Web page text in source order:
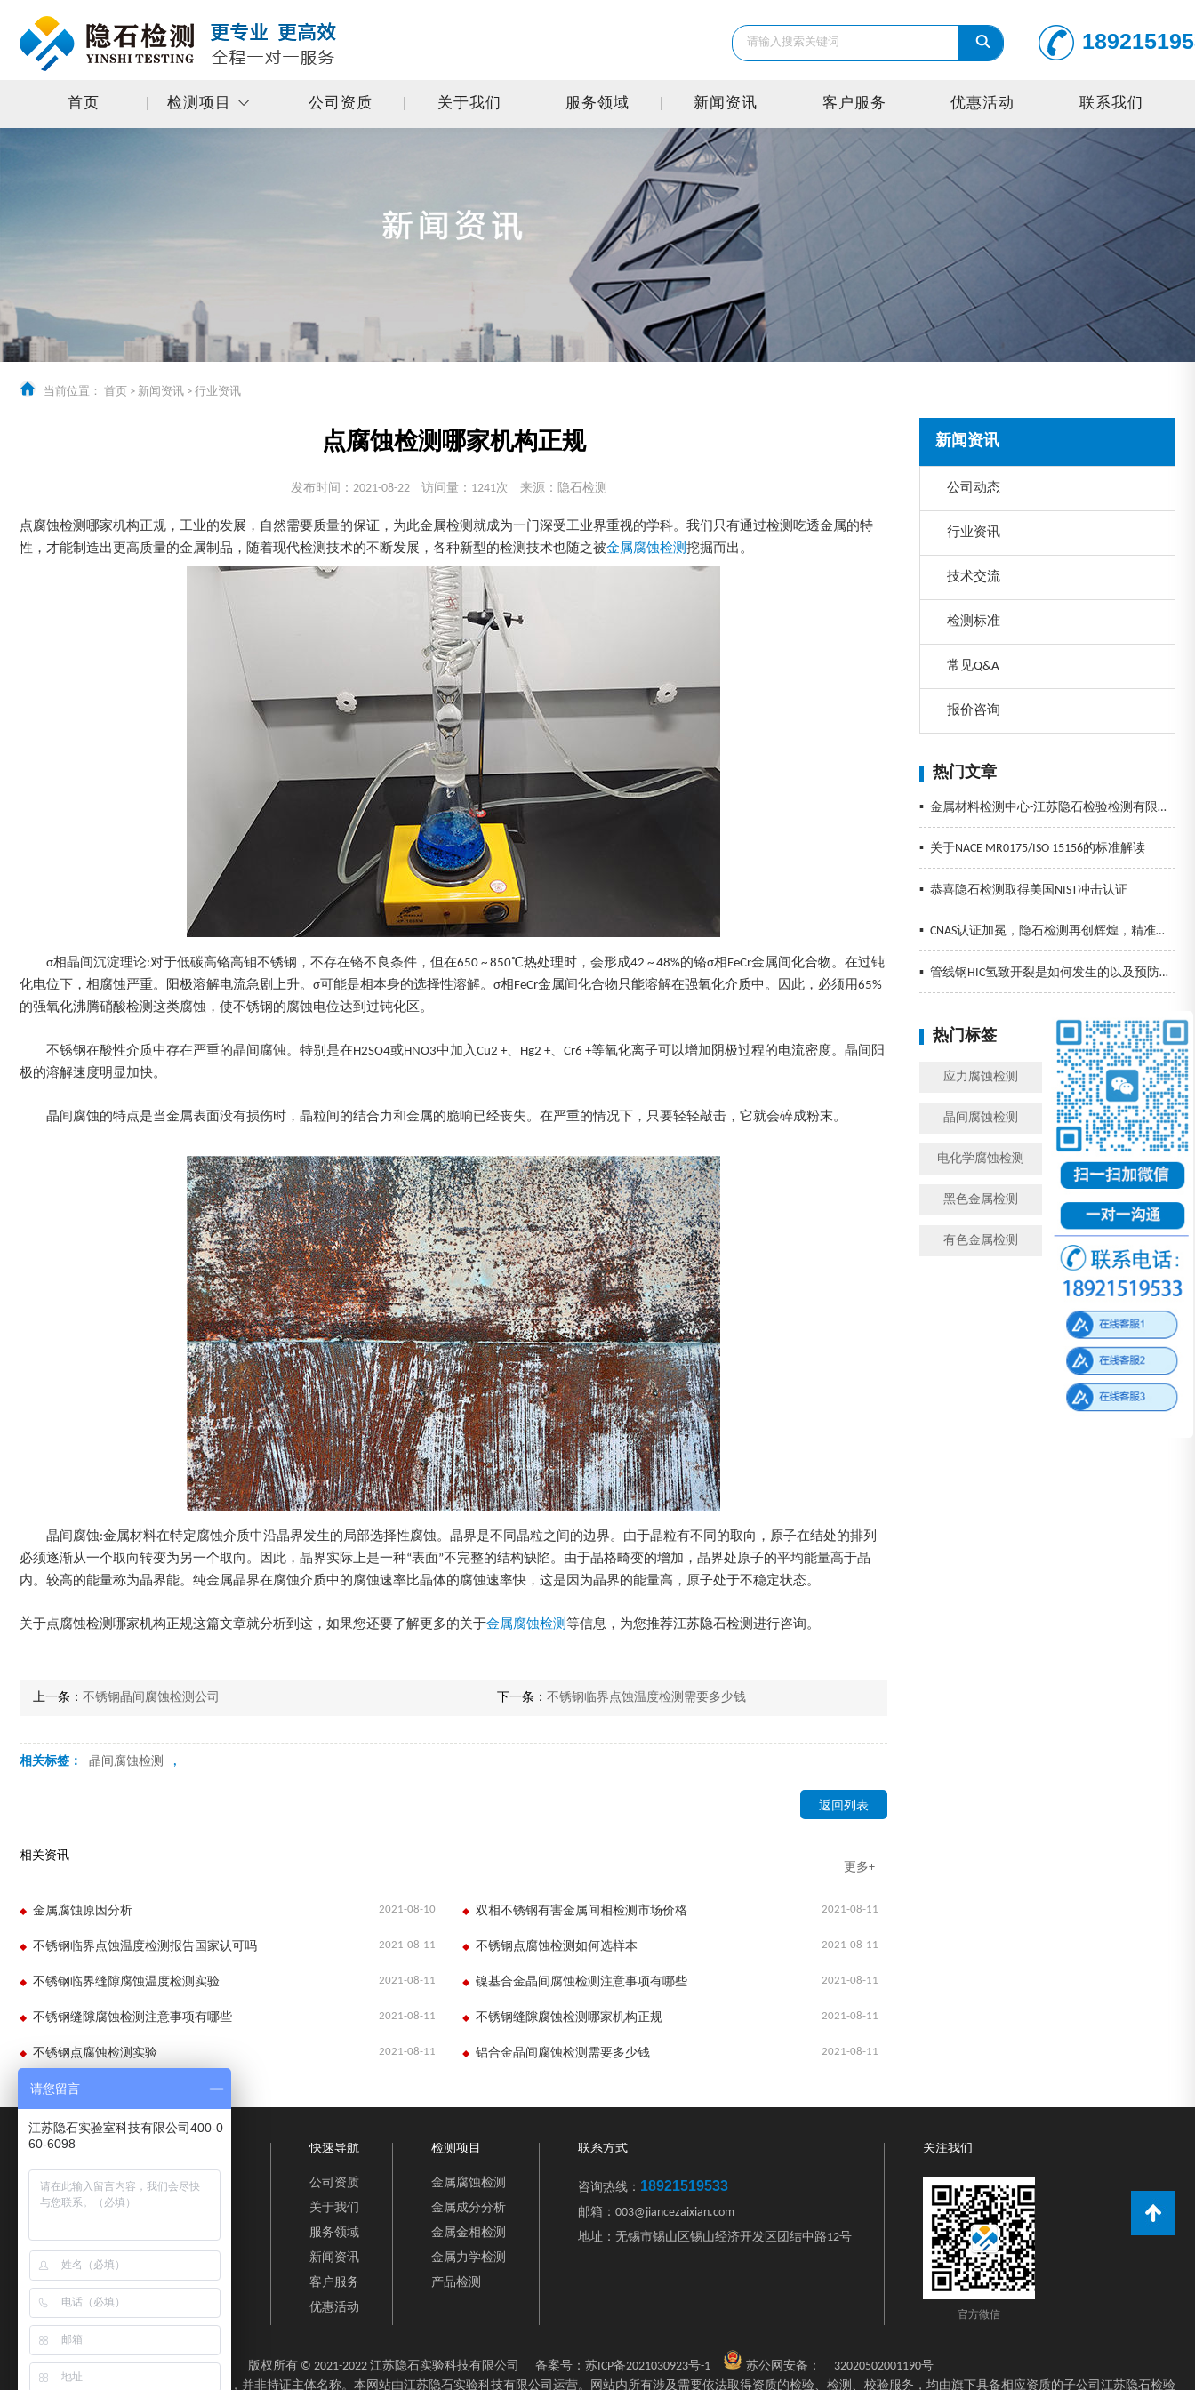
首页 检测项目 公司资质 关于我们 服务领域 新闻资讯 客户服务 优惠活动 联系我们
当前位置： 首页 > 新闻资讯 > 行业资讯
新闻资讯
公司动态
行业资讯
技术交流
检测标准
常见Q&A
报价咨询
热门文章
▪ 金属材料检测中心-江苏隐石检验检测有限公司
▪ 关于NACE MR0175/ISO 15156的标准解读
▪ 恭喜隐石检测取得美国NIST冲击认证
▪ CNAS认证加冕，隐石检测再创辉煌，精准检测助力企业发展！
▪ 管线钢HIC氢致开裂是如何发生的以及预防措施
热门标签 换一批
应力腐蚀检测 金属腐蚀检测
晶间腐蚀检测 模拟工况腐蚀检测
电化学腐蚀检测 盐雾检测
黑色金属检测 金属成分检测
有色金属检测 微观金相检测
点腐蚀检测哪家机构正规
发布时间：2021-08-22 访问量：1241次 来源：隐石检测
点腐蚀检测哪家机构正规，工业的发展，自然需要质量的保证，为此金属检测就成为一门深受工业界重视的学科。我们只有通过检测吃透金属的特
性，才能制造出更高质量的金属制品，随着现代检测技术的不断发展，各种新型的检测技术也随之被金属腐蚀检测 挖掘而出。
σ相晶间沉淀理论:对于低碳高铬高钼不锈钢，不存在铬不良条件，但在650 ~ 850℃热处理时，会形成42 ~ 48%的铬σ相FeCr金属间化合物。在过钝
化电位下，相腐蚀严重。阳极溶解电流急剧上升。σ可能是相本身的选择性溶解。σ相FeCr金属间化合物只能溶解在强氧化介质中。因此，必须用65%
的强氧化沸腾硝酸检测这类腐蚀，使不锈钢的腐蚀电位达到过钝化区。
不锈钢在酸性介质中存在严重的晶间腐蚀。特别是在H2SO4或HNO3中加入Cu2 +、Hg2 +、Cr6 +等氧化离子可以增加阴极过程的电流密度。晶间阳
极的溶解速度明显加快。
晶间腐蚀的特点是当金属表面没有损伤时，晶粒间的结合力和金属的脆响已经丧失。在严重的情况下，只要轻轻敲击，它就会碎成粉末。
晶间腐蚀:金属材料在特定腐蚀介质中沿晶界发生的局部选择性腐蚀。晶界是不同晶粒之间的边界。由于晶粒有不同的取向，原子在结处的排列
必须逐渐从一个取向转变为另一个取向。因此，晶界实际上是一种“表面”不完整的结构缺陷。由于晶格畸变的增加，晶界处原子的平均能量高于晶
内。较高的能量称为晶界能。纯金属晶界在腐蚀介质中的腐蚀速率比晶体的腐蚀速率快，这是因为晶界的能量高，原子处于不稳定状态。
关于点腐蚀检测哪家机构正规这篇文章就分析到这，如果您还要了解更多的关于金属腐蚀检测 等信息，为您推荐江苏隐石检测进行咨询。
上一条： 不锈钢晶间腐蚀检测公司 下一条： 不锈钢临界点蚀温度检测需要多少钱
相关标签： 晶间腐蚀检测 ,
返回列表
相关资讯
更多+
2021-08-10
金属腐蚀原因分析 2021-08-11
双相不锈钢有害金属间相检测市场价格
2021-08-11
不锈钢临界点蚀温度检测报告国家认可吗 2021-08-11
不锈钢点腐蚀检测如何选样本
2021-08-11
不锈钢临界缝隙腐蚀温度检测实验 2021-08-11
镍基合金晶间腐蚀检测注意事项有哪些
2021-08-11
不锈钢缝隙腐蚀检测注意事项有哪些 2021-08-11
不锈钢缝隙腐蚀检测哪家机构正规
2021-08-11
不锈钢点腐蚀检测实验 2021-08-11
铝合金晶间腐蚀检测需要多少钱
快速导航
公司资质
关于我们
服务领域
新闻资讯
客户服务
优惠活动
检测项目
金属腐蚀检测
金属成分分析
金属金相检测
金属力学检测
产品检测
联系方式
咨询热线： 18921519533
邮箱：003@jiancezaixian.com
地址：无锡市锡山区锡山经济开发区团结中路12号
关注我们
官方微信
版权所有 © 2021-2022 江苏隐石实验科技有限公司 备案号： 苏ICP备2021030923号-1 苏公网安备：
32020502001190号
免责声明：“隐石检测”为检测服务品牌，并非持证主体名称。本网站由江苏隐石实验科技有限公司运营。网站内所有涉及需要依法取得资质的检验、检测、校验服务，均由旗下具备相应资质的子公司江苏隐石检验
请您留言
江苏隐石实验室科技有限公司400-0
60-6098